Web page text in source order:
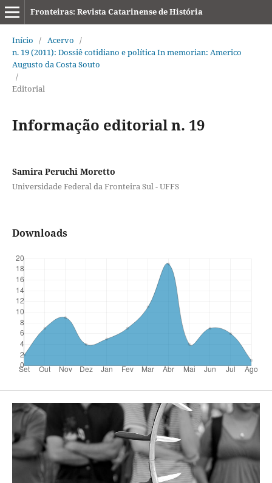
Fronteiras: Revista Catarinense de História
Início / Acervo /
n. 19 (2011): Dossiê cotidiano e política In memorian: Americo
Augusto da Costa Souto
/
Editorial
Informação editorial n. 19
Samira Peruchi Moretto
Universidade Federal da Fronteira Sul - UFFS
Downloads